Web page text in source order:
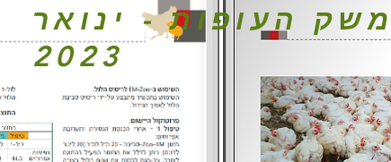
העופות - ינואר
2023